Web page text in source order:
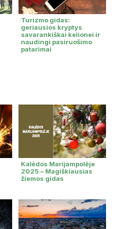
Turizmo gidas:
geriausios kryptys
savarankiškai kelionei ir
naudingi pasiruošimo
patarimai
Kalėdos Marijampolėje
2025 – Magiškiausias
žiemos gidas